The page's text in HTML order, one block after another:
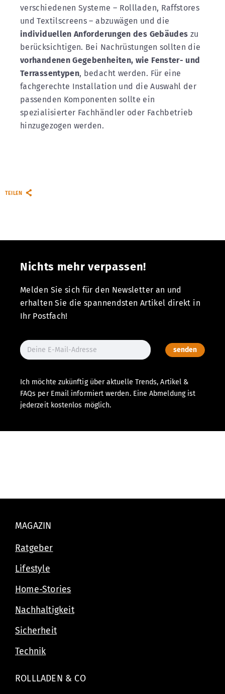
verschiedenen Systeme – Rollladen, Raffstores
und Textilscreens – abzuwägen und die
individuellen Anforderungen des Gebäudes zu
berücksichtigen. Bei Nachrüstungen sollten die
vorhandenen Gegebenheiten, wie Fenster- und
Terrassentypen, bedacht werden. Für eine
fachgerechte Installation und die Auswahl der
passenden Komponenten sollte ein
spezialisierter Fachhändler oder Fachbetrieb
hinzugezogen werden.
TEILEN
Nichts mehr verpassen!
Melden Sie sich für den Newsletter an und
erhalten Sie die spannendsten Artikel direkt in
Ihr Postfach!
senden
Ich möchte zukünftig über aktuelle Trends, Artikel &
FAQs per Email informiert werden. Eine Abmeldung ist
jederzeit kostenlos möglich.
MAGAZIN
Ratgeber
Lifestyle
Home-Stories
Nachhaltigkeit
Sicherheit
Technik
ROLLLADEN & CO